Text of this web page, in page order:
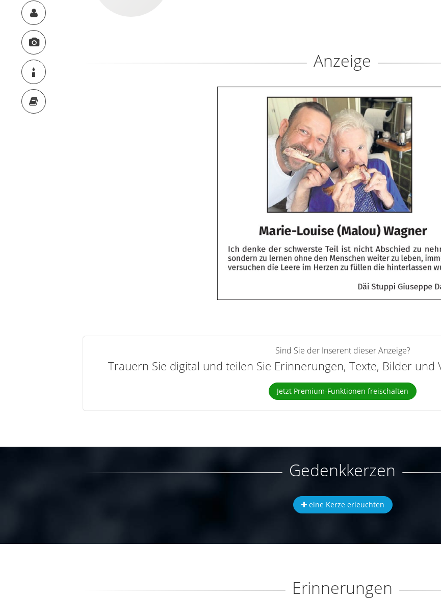
Anzeige
Sind Sie der Inserent dieser Anzeige?
Trauern Sie digital und teilen Sie Erinnerungen, Texte, Bilder
Jetzt Premium-Funktionen freischalten
Gedenkkerzen
eine Kerze erleuchten
Erinnerungen